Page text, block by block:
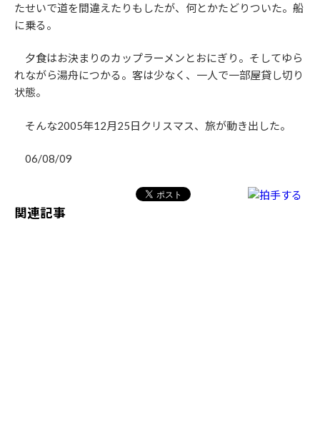
たせいで道を間違えたりもしたが、何とかたどりついた。船
に乗る。
夕食はお決まりのカップラーメンとおにぎり。そしてゆら
れながら湯舟につかる。客は少なく、一人で一部屋貸し切り
状態。
そんな2005年12月25日クリスマス、旅が動き出した。
06/08/09
関連記事